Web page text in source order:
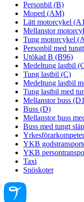
Personbil (B)
Moped (AM)
Lätt motorcykel
Mellanstor
Tung motorcykel
Personbil med
Utökad B (B96)
Medeltung lastbil
Tung lastbil (C)
Medeltung lastbil
Tung lastbil med
Mellanstor buss
Buss (D)
Mellanstor buss
Buss med tungt
YKB
YKB
Taxi
Snöskoter